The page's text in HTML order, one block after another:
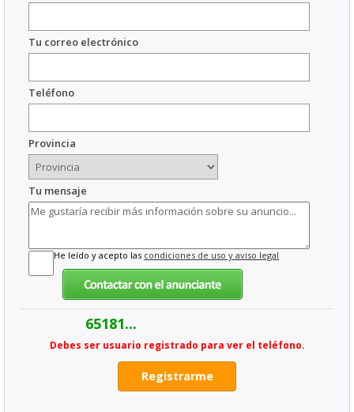
Tu correo electrónico
Teléfono
Provincia
Tu mensaje
He leído y acepto las condiciones de uso y aviso legal
65181...
Debes ser usuario registrado para ver el teléfono.
Registrarme